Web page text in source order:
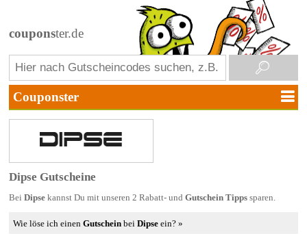
couponster.de
Dipse Gutscheine
Bei Dipsekannst Du mit unseren 2 Rabatt- und Gutschein Tippssparen.
Wie löse ich einenGutschein beiDipse ein? »